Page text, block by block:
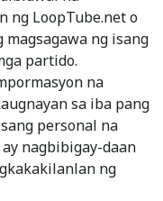
ng LoopTube.net o
ng isang
partido.
na
sa iba pang
personal na
nagbibigay-daan
ng